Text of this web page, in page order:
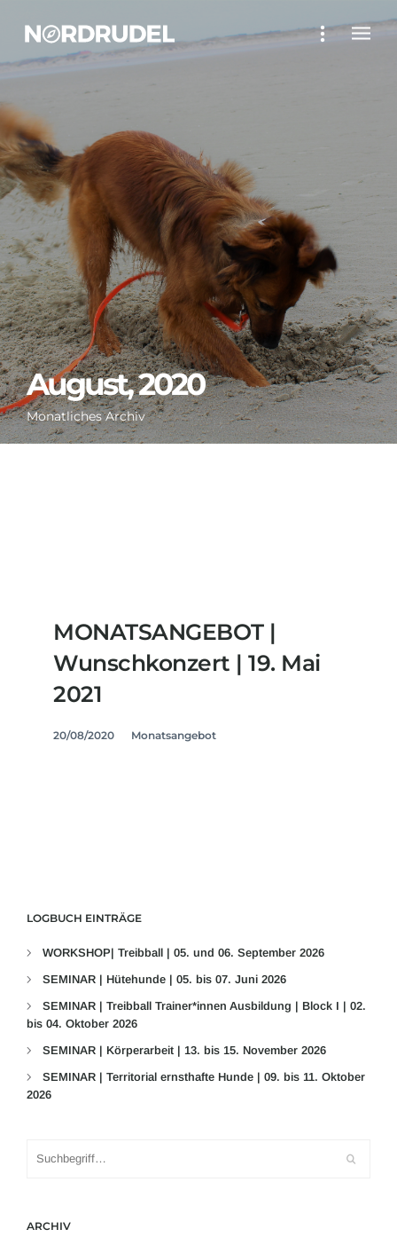
August, 2020
Monatliches Archiv
MONATSANGEBOT |
Wunschkonzert | 19. Mai
2021
20/08/2020 Monatsangebot
LOGBUCH EINTRÄGE
WORKSHOP| Treibball | 05. und 06. September 2026
SEMINAR | Hütehunde | 05. bis 07. Juni 2026
SEMINAR | Treibball Trainer*innen Ausbildung | Block I | 02.
bis 04. Oktober 2026
SEMINAR | Körperarbeit | 13. bis 15. November 2026
SEMINAR | Territorial ernsthafte Hunde | 09. bis 11. Oktober
2026
ARCHIV